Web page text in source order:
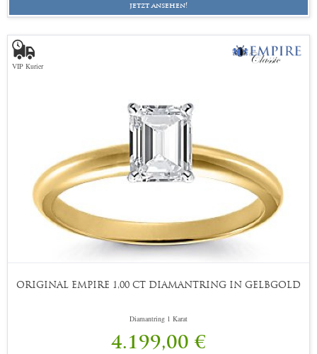
jetzt ansehen!
VIP Kurier
ORIGINAL EMPIRE 1,00 CT DIAMANTRING IN GELBGOLD
Diamantring 1 Karat
4.199,00 €